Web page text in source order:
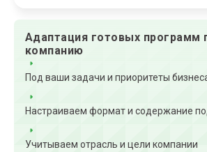
Адаптация готовых программ
компанию
Под ваши задачи и приоритеты
Настраиваем формат и содержание
Учитываем отрасль и цели компании